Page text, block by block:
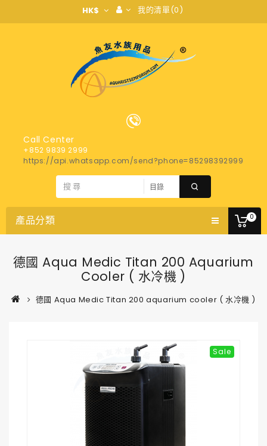
HK$ 我的清單(0)
0
Call Center
+852 9839 2999
https://api.whatsapp.com/send?phone=85298392999
產品分類
德國 Aqua Medic Titan 200 Aquarium
Cooler ( 水冷機 )
德國 Aqua Medic Titan 200 aquarium cooler ( 水冷機 )
Sale